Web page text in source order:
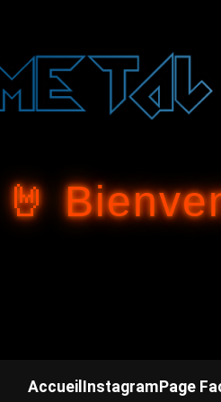
🤘
Accueil Instagram Page